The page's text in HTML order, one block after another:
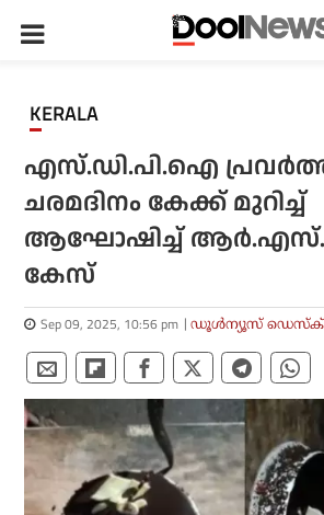
KERALA
എസ്.ഡി.പി.ഐ
ചരമദിനം കേക്ക് മുറിച്ച്
ആഘോഷിച്ച്
കേസ്
Sep 09, 2025, 10:56 pm ഡൂള്‍ന്യൂസ് ഡെസ്‌ക്